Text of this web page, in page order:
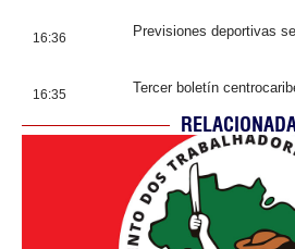
16:36 Previsiones deportivas
16:35 Tercer boletín